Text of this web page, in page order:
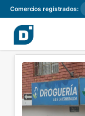
Comercios registrados: